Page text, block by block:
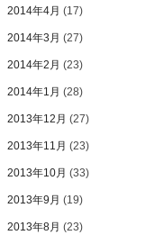
2014年4月 (17)
2014年3月 (27)
2014年2月 (23)
2014年1月 (28)
2013年12月 (27)
2013年11月 (23)
2013年10月 (33)
2013年9月 (19)
2013年8月 (23)